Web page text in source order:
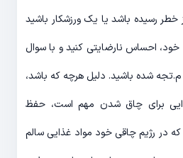
رسیده باشد یا یک ورزشکار باشید
احساس نارضایتی کنید و با سوال
شده باشید. دلیل هرچه که باشد،
برای چاق شدن مهم است، حفظ
رژیم چاقی خود مواد غذایی سالم